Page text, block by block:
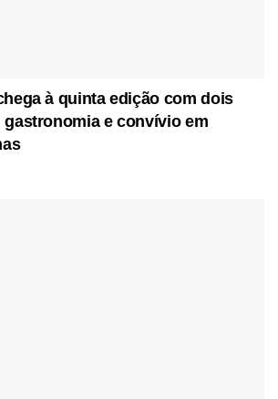
à quinta edição com dois
gastronomia e convívio em